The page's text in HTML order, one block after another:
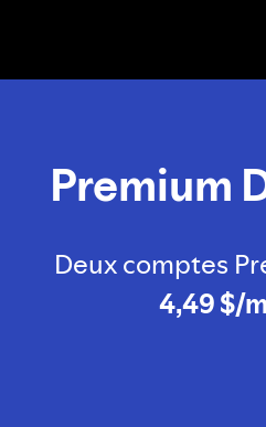
Premium
Deux comptes
4,49 $/